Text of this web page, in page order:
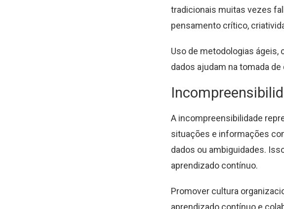
tradicionais muitas vezes
pensamento crítico,
Uso de metodologias ágeis,
dados ajudam na tomada
A incompreensibilidade
situações e informações
dados ou ambiguidades.
aprendizado contínuo.
Promover cultura
aprendizado contínuo e